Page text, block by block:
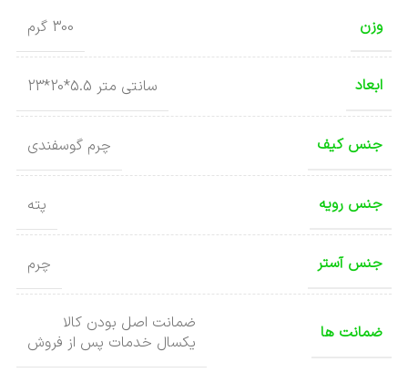
وزن 300 گرم
ابعاد سانتی متر 5.5*20*23
جنس کیف چرم گوسفندی
جنس رویه پته
جنس آستر چرم
ضمانت ها
ضمانت اصل بودن کالا
یکسال خدمات پس از فروش